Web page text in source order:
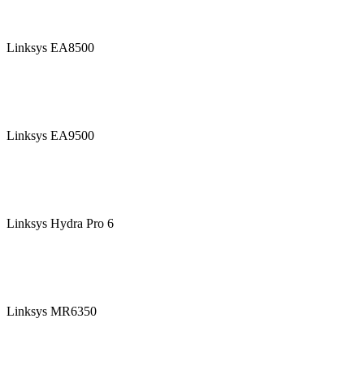
Linksys EA8500
Linksys EA9500
Linksys Hydra Pro 6
Linksys MR6350